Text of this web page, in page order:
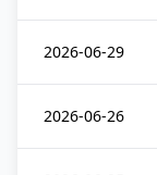
2026-06-29
2026-06-26